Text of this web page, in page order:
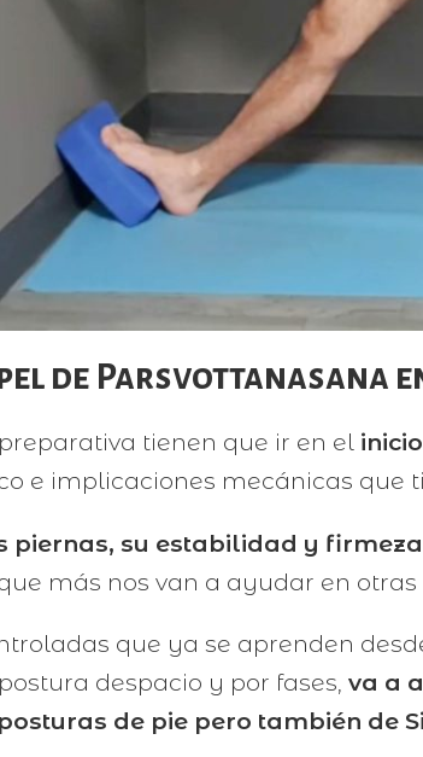
de Parsvottanasana
tienen que ir en el
e implicaciones mecánicas que
piernas, su estabilidad y firmeza
más nos van a ayudar en otras
que ya se aprenden
despacio y por fases, va a
de pie pero también de